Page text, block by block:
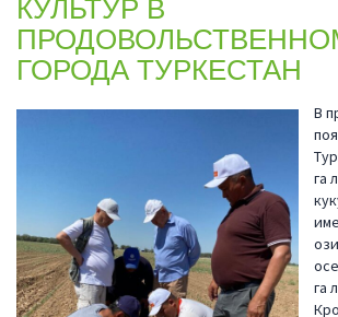
КУЛЬТУР В
ГОРОДА ТУРКЕСТАН
В
га
га